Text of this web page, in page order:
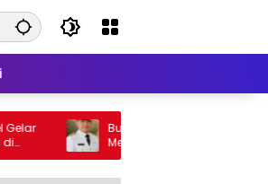
Bupati Barsel Imbau Warga Tidak
Membakar Hutan dan Lahan, Wujudkan
Barito Selatan Bebas Kabut Asap